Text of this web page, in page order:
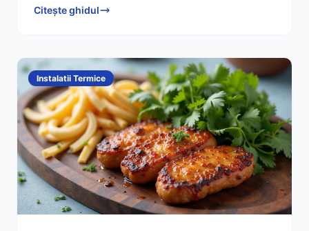
Citește ghidul
Instalatii Termice